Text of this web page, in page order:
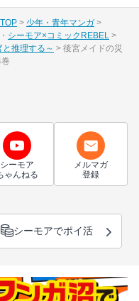
少年・青年マンガ
シーモア×コミックREBEL
推理する～
後宮メイドの災
シーモア
ゃんねる
メルマガ
登録
シーモアでポイ活